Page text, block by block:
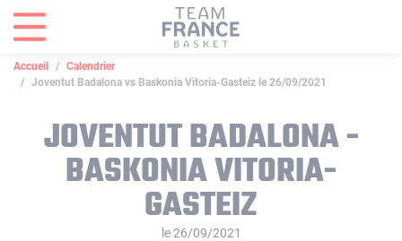
Accueil
Calendrier
Joventut Badalona vs Baskonia Vitoria-Gasteiz le 26/09/2021
JOVENTUT BADALONA -
BASKONIA VITORIA-
GASTEIZ
le 26/09/2021
Panneau de gestion des cookies